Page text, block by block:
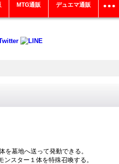
MTG通販 デュエマ通販
を墓地へ送って発動できる。
スター１体を特殊召喚する。